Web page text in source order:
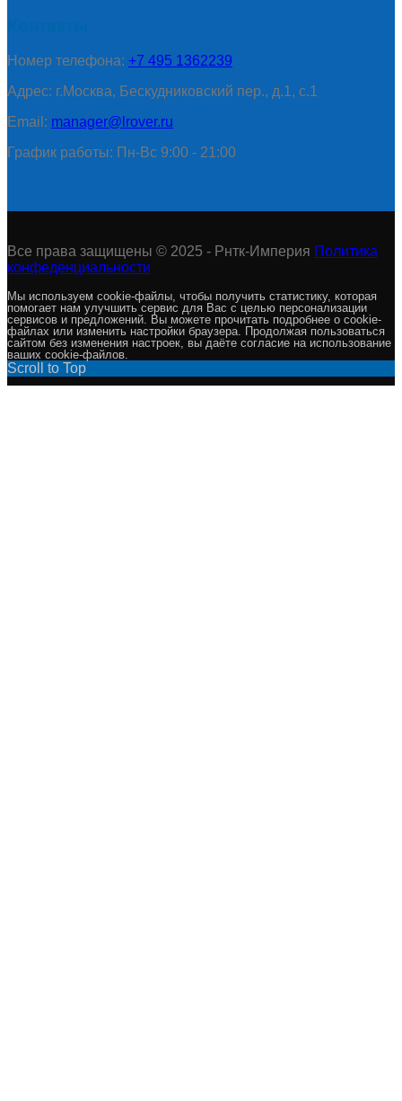
Номер телефона: +7 495 1362239
Адрес: г.Москва, Бескудниковский пер., д.1, с.1
Email: manager@lrover.ru
График работы: Пн-Вс 9:00 - 21:00
Все права защищены © 2025 - Рнтк-Империя Политика
конфеденциальности
Мы используем cookie-файлы, чтобы получить статистику, которая
помогает нам улучшить сервис для Вас с целью персонализации
сервисов и предложений. Вы можете прочитать подробнее о cookie-
файлах или изменить настройки браузера. Продолжая пользоваться
сайтом без изменения настроек, вы даёте согласие на использование
ваших cookie-файлов.
Scroll to Top